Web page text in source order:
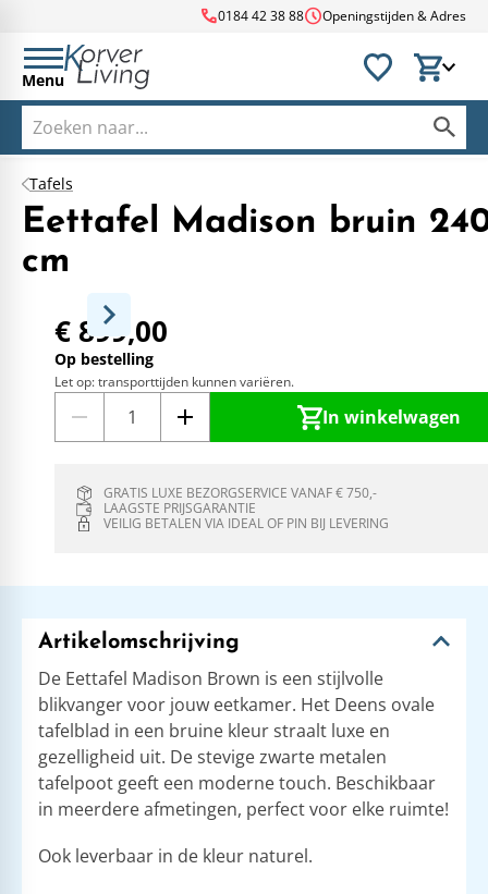
call0184 42 38 88scheduleOpeningstijden & Adres
Menu
Tafels
Eettafel Madison bruin 240
cm
€ 899,00
Op bestelling
Let op: transporttijden kunnen variëren.
In winkelwagen
GRATIS LUXE BEZORGSERVICE VANAF € 750,-
LAAGSTE PRIJSGARANTIE
VEILIG BETALEN VIA IDEAL OF PIN BIJ LEVERING
Artikelomschrijving
De Eettafel Madison Brown is een stijlvolle
blikvanger voor jouw eetkamer. Het Deens ovale
tafelblad in een bruine kleur straalt luxe en
gezelligheid uit. De stevige zwarte metalen
tafelpoot geeft een moderne touch. Beschikbaar
in meerdere afmetingen, perfect voor elke ruimte!
Ook leverbaar in de kleur naturel.